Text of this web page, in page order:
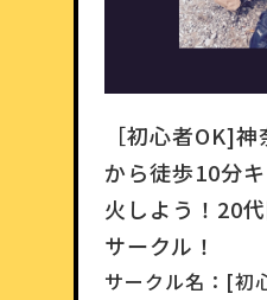
［初心者OK]
から徒歩10分
火しよう！20
サークル！
サークル名： [初